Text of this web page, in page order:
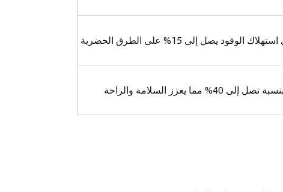
يصل إلى 15% على الطرق الحضرية
مما يعزز السلامة والراحة